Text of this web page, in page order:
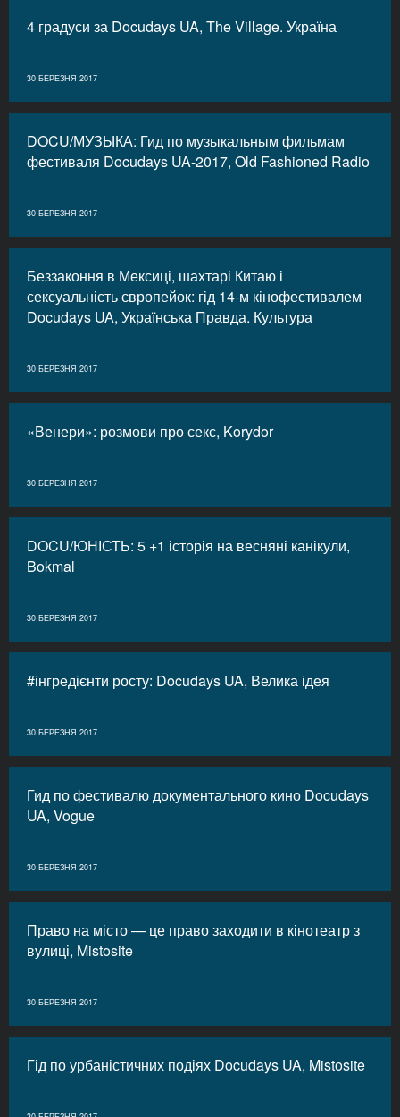
4 градуси за Docudays UA, The Village. Україна
30 БЕРЕЗНЯ 2017
DOCU/МУЗЫКА: Гид по музыкальным фильмам
фестиваля Docudays UA-2017, Old Fashioned Radio
30 БЕРЕЗНЯ 2017
Беззаконня в Мексиці, шахтарі Китаю і
сексуальність європейок: гід 14-м кінофестивалем
Docudays UA, Українська Правда. Культура
30 БЕРЕЗНЯ 2017
«Венери»: розмови про секс, Korydor
30 БЕРЕЗНЯ 2017
DOCU/ЮНІСТЬ: 5 +1 історія на весняні канікули,
Bokmal
30 БЕРЕЗНЯ 2017
#інгредієнти росту: Docudays UA, Велика ідея
30 БЕРЕЗНЯ 2017
Гид по фестивалю документального кино Docudays
UA, Vogue
30 БЕРЕЗНЯ 2017
Право на місто — це право заходити в кінотеатр з
вулиці, Mistosite
30 БЕРЕЗНЯ 2017
Гід по урбаністичних подіях Docudays UA, Mistosite